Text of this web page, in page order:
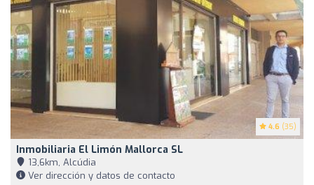
4.6 (35)
Inmobiliaria El Limón Mallorca SL
13,6km, Alcúdia
Ver dirección y datos de contacto